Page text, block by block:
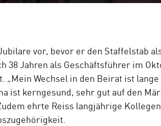
vor, bevor er den Staffelstab
38 Jahren als Geschäftsführer im
Wechsel in den Beirat ist
ist kerngesund, sehr gut auf den
ehrte Reiss langjährige